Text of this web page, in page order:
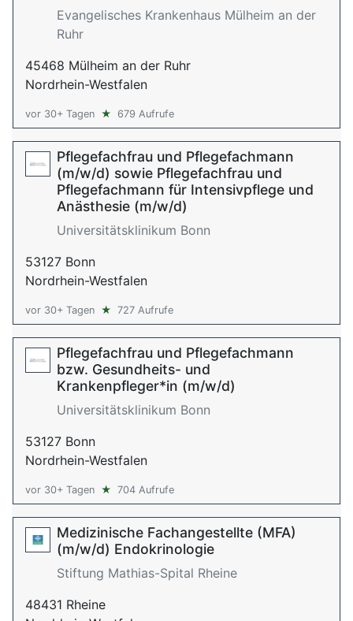
Evangelisches Krankenhaus Mülheim an der
Ruhr
45468 Mülheim an der Ruhr
Nordrhein-Westfalen
vor 30+ Tagen ★ 679 Aufrufe
Pflegefachfrau und Pflegefachmann
(m/w/d) sowie Pflegefachfrau und
Pflegefachmann für Intensivpflege und
Anästhesie (m/w/d)
Universitätsklinikum Bonn
53127 Bonn
Nordrhein-Westfalen
vor 30+ Tagen ★ 727 Aufrufe
Pflegefachfrau und Pflegefachmann
bzw. Gesundheits- und
Krankenpfleger*in (m/w/d)
Universitätsklinikum Bonn
53127 Bonn
Nordrhein-Westfalen
vor 30+ Tagen ★ 704 Aufrufe
Medizinische Fachangestellte (MFA)
(m/w/d) Endokrinologie
Stiftung Mathias-Spital Rheine
48431 Rheine